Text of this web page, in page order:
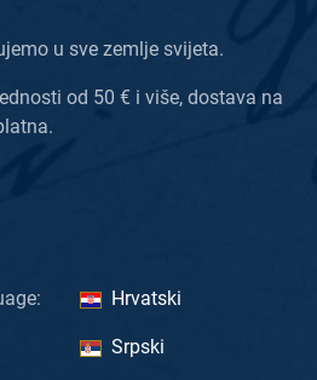
u sve zemlje svijeta.
od 50 € i više, dostava na
Hrvatski
Srpski